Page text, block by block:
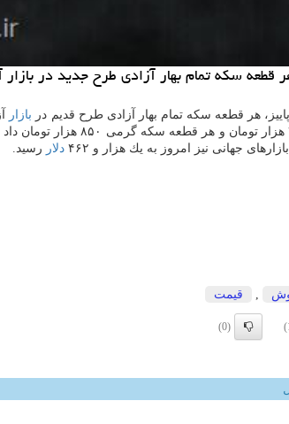
بهار آزادی طرح جدید در بازار آزاد تهران امروز
هر قطعه سكه تمام بهار آزادی طرح قدیم در بازار
جهانی نیز امروز به یك هزار و ۴۶۲
دلار رسید.
قیمت
(0)